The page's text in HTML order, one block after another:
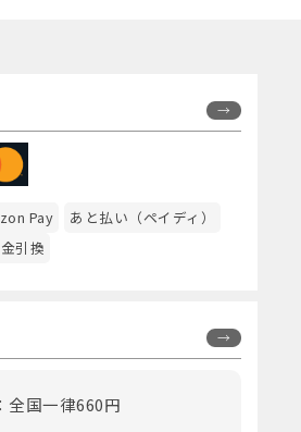
Pay
あと払い（ペイディ）
引換
全国一律660円